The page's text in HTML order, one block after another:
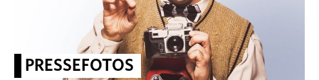
PRESSEFOTOS